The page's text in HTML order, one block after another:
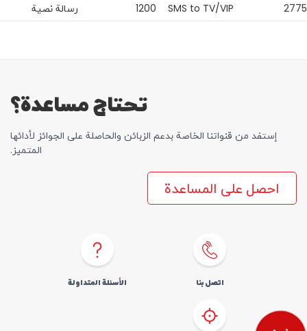
2775
SMS to TV/VIP
1200 رسالة نصية
تحتاج مساعدة؟
إستفد من قنواتنا الخاصة بدعم الزبائن والحاصلة علی الجوائز لأدائها
المتمیز.
احصل على المساعدة
اتصل بنا الأسئلة المتداولة